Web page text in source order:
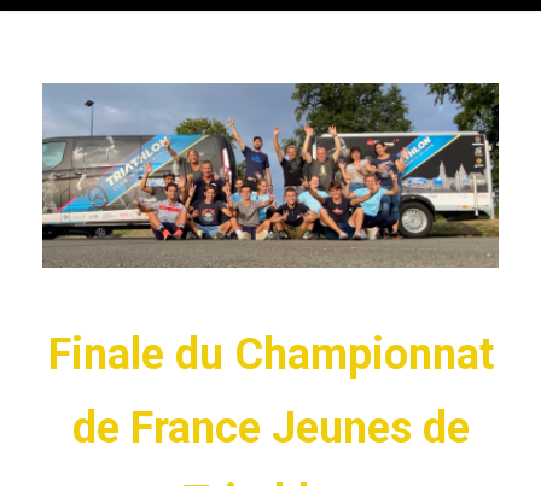
Finale du Championnat
de France Jeunes de